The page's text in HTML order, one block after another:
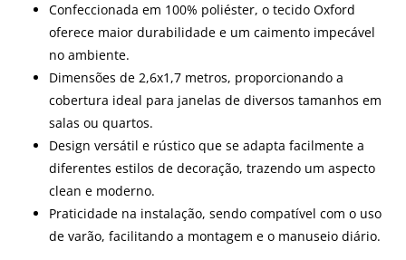
Confeccionada em 100% poliéster, o tecido Oxford
oferece maior durabilidade e um caimento impecável
no ambiente.
Dimensões de 2,6x1,7 metros, proporcionando a
cobertura ideal para janelas de diversos tamanhos em
salas ou quartos.
Design versátil e rústico que se adapta facilmente a
diferentes estilos de decoração, trazendo um aspecto
clean e moderno.
Praticidade na instalação, sendo compatível com o uso
de varão, facilitando a montagem e o manuseio diário.